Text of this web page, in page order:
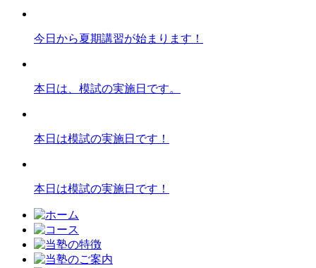
今日から夏期講習が始まります！
本日は、模試の実施日です。
本日は模試の実施日です！
本日は模試の実施日です！